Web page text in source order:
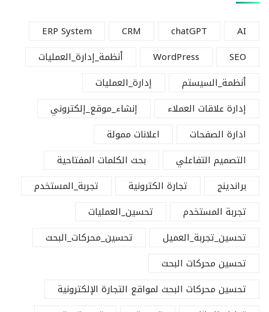
AI
chatGPT
CRM
ERP System
SEO
WordPress
أنظمة_إدارة_العمليات
أنظمة_السيستم
إدارة_العمليات
إدارة علاقات العملاء
إنشاء_موقع_إلكتروني
ادارة الصفحات
اعلانات ممولة
التصميم التفاعلي
بحث الكلمات المفتاحية
براندينج
تجارة الكترونية
تجربة_المستخدم
تجربة المستخدم
تحسين_العمليات
تحسين_تجربة_العميل
تحسين_محركات_البحث
تحسين محركات البحث
تحسين محركات البحث لمواقع التجارة الإلكترونية